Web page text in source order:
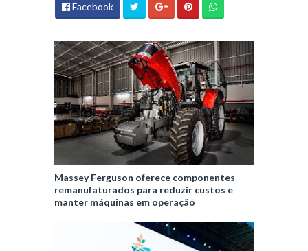
Facebook
Massey Ferguson oferece componentes
remanufaturados para reduzir custos e
manter máquinas em operação